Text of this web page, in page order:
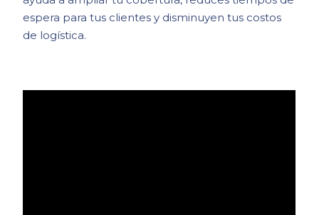
espera para tus clientes y disminuyen tus costos
de logística.